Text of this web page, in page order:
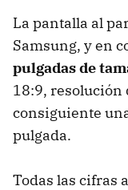
La pantalla al
Samsung, y en
pulgadas de
18:9, resolución
consiguiente
pulgada.
Todas las cifras